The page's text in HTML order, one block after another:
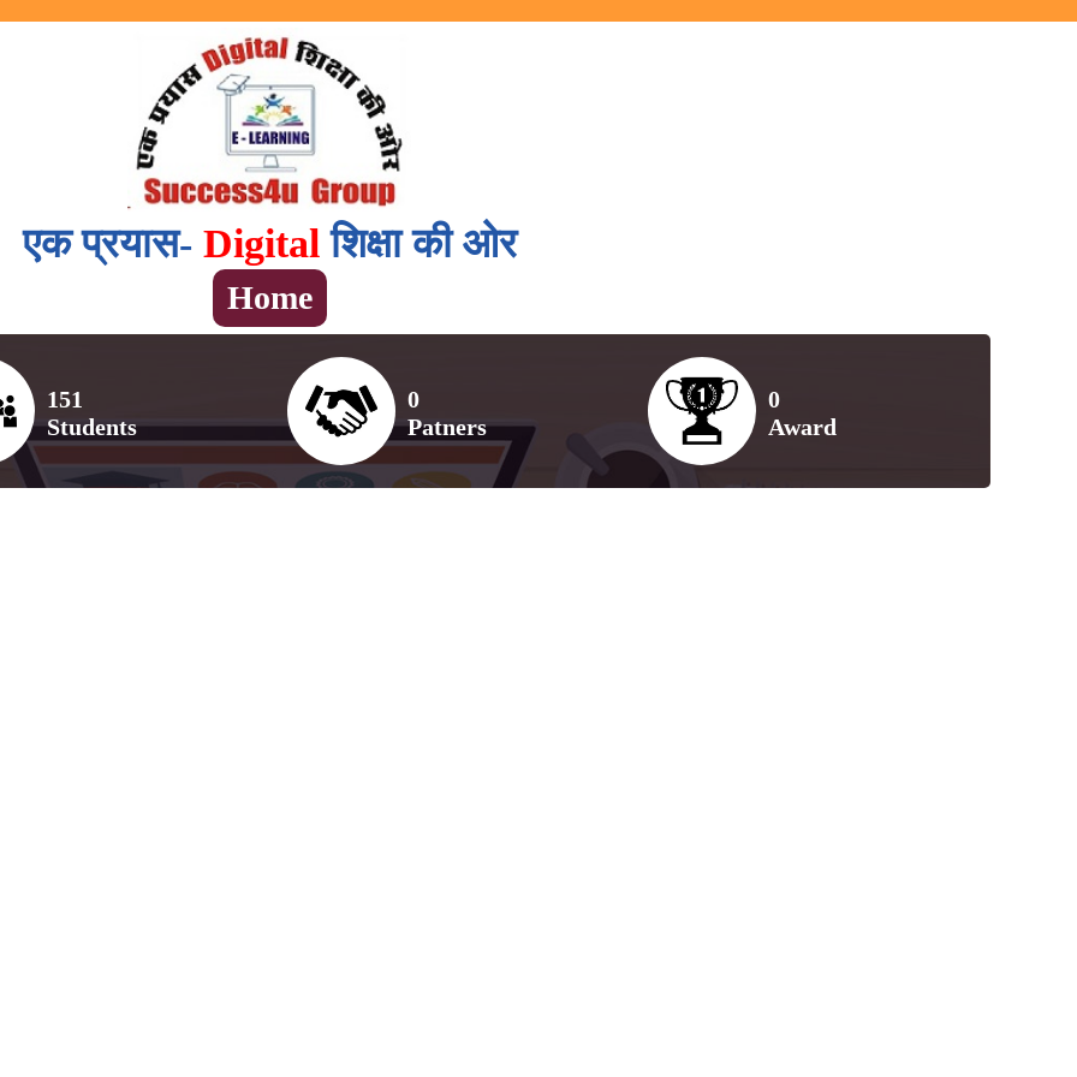
एक प्रयास- Digitalशिक्षा की ओर
Home
151
Students
0
Patners
0
Award